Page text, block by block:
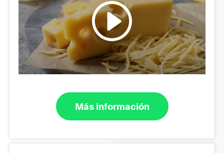
Más información